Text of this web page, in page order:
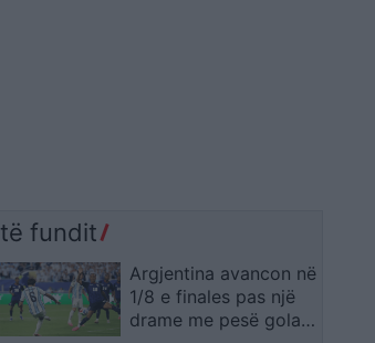
të fundit
Argjentina avancon në
1/8 e finales pas një
drame me pesë gola,